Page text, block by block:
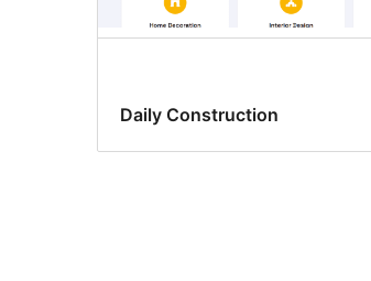
Daily Construction